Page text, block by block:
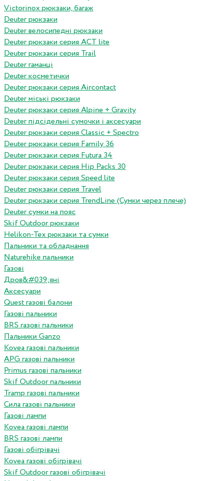
Victorinox рюкзаки, багаж
Deuter рюкзаки
Deuter велосипедні рюкзаки
Deuter рюкзаки серия ACT lite
Deuter рюкзаки серия Trail
Deuter гаманці
Deuter косметички
Deuter рюкзаки серия Aircontact
Deuter міські рюкзаки
Deuter рюкзаки серия Alpine + Gravity
Deuter підсідельні сумочки і аксесуари
Deuter рюкзаки серия Classic + Spectro
Deuter рюкзаки серия Family 36
Deuter рюкзаки серия Futura 34
Deuter рюкзаки серия Hip Packs 30
Deuter рюкзаки серия Speed lite
Deuter рюкзаки серия Travel
Deuter рюкзаки серия TrendLine (Сумки через плече)
Deuter сумки на пояс
Skif Outdoor рюкзаки
Helikon-Tex рюкзаки та сумки
Пальники та обладнання
Naturehike пальники
Газові
Дров&#039;яні
Аксесуари
Quest газові балони
Газові пальники
BRS газові пальники
Пальники Ganzo
Kovea газові пальники
APG газові пальники
Primus газові пальники
Skif Outdoor пальники
Tramp газові пальники
Сила газові пальники
Газові лампи
Kovea газові лампи
BRS газові лампи
Газові обігрівачі
Kovea газові обігрівачі
Skif Outdoor газові обігрівачі